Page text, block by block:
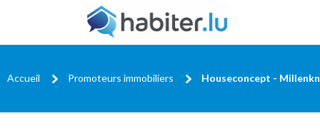
Accueil Promoteurs immobiliers Houseconcept -